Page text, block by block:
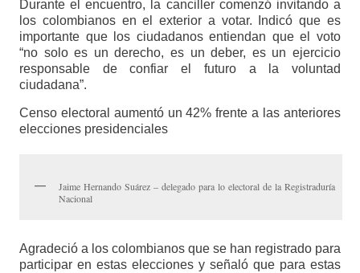
Durante el encuentro, la canciller comenzó invitando a
los colombianos en el exterior a votar. Indicó que es
importante que los ciudadanos entiendan que el voto
“no solo es un derecho, es un deber, es un ejercicio
responsable de confiar el futuro a la voluntad
ciudadana”.
Censo electoral aumentó un 42% frente a las anteriores
elecciones presidenciales
Jaime Hernando Suárez – delegado para lo electoral de la Registraduría
Nacional
Agradeció a los colombianos que se han registrado para
participar en estas elecciones y señaló que para estas